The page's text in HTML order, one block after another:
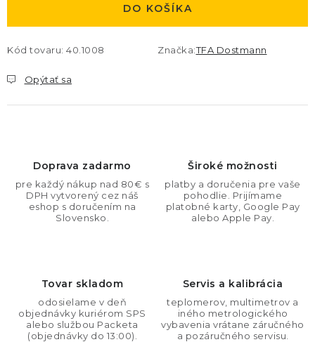
DO KOŠÍKA
Kód tovaru: 40.1008 Značka:TFA Dostmann
Opýtať sa
Doprava zadarmo
pre každý nákup nad 80€ s
DPH vytvorený cez náš
eshop s doručením na
Slovensko.
Široké možnosti
platby a doručenia pre vaše
pohodlie. Prijímame
platobné karty, Google Pay
alebo Apple Pay.
Tovar skladom
odosielame v deň
objednávky kuriérom SPS
alebo službou Packeta
(objednávky do 13:00).
Servis a kalibrácia
teplomerov, multimetrov a
iného metrologického
vybavenia vrátane záručného
a pozáručného servisu.